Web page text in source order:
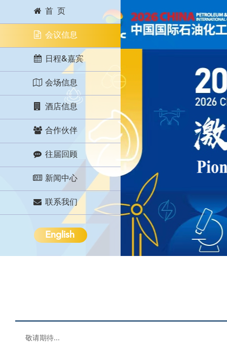
首 页
会议信息
日程&嘉宾
会场信息
酒店信息
合作伙伴
往届回顾
新闻中心
联系我们
English
敬请期待...